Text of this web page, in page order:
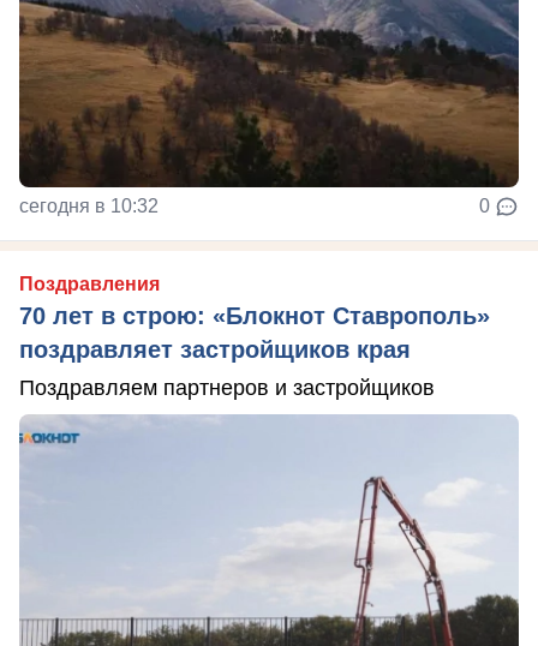
сегодня в 10:32 0
Поздравления
70 лет в строю: «Блокнот Ставрополь»
поздравляет застройщиков края
Поздравляем партнеров и застройщиков